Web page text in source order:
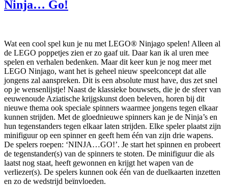
Ninja… Go!
Wat een cool spel kun je nu met LEGO® Ninjago spelen! Alleen al
de LEGO poppetjes zien er zo gaaf uit. Daar kan ik al uren mee
spelen en verhalen bedenken. Maar dit keer kun je nog meer met
LEGO Ninjago, want het is geheel nieuw speelconcept dat alle
jongens zal aanspreken. Dit is een absolute must have, dus zet snel
op je wensenlijstje! Naast de klassieke bouwsets, die je de sfeer van
eeuwenoude Aziatische krijgskunst doen beleven, horen bij dit
nieuwe thema ook speciale spinners waarmee jongens tegen elkaar
kunnen strijden. Met de gloednieuwe spinners kan je de Ninja’s en
hun tegenstanders tegen elkaar laten strijden. Elke speler plaatst zijn
minifiguur op een spinner en geeft hem één van zijn drie wapens.
De spelers roepen: ‘NINJA…GO!’. Je start het spinnen en probeert
de tegenstander(s) van de spinners te stoten. De minifiguur die als
laatst nog staat, heeft gewonnen en krijgt het wapen van de
verliezer(s). De spelers kunnen ook één van de duelkaarten inzetten
en zo de wedstrijd beïnvloeden.